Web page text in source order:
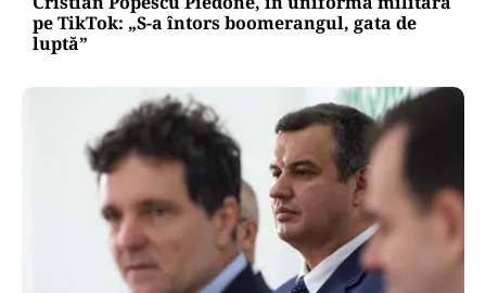
pe TikTok: „S-a întors boomerangul, gata de
luptă”